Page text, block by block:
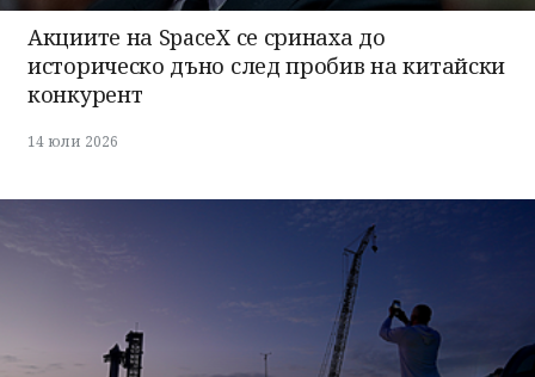
Акциите на SpaceX се сринаха до
историческо дъно след пробив на китайски
конкурент
14 юли 2026